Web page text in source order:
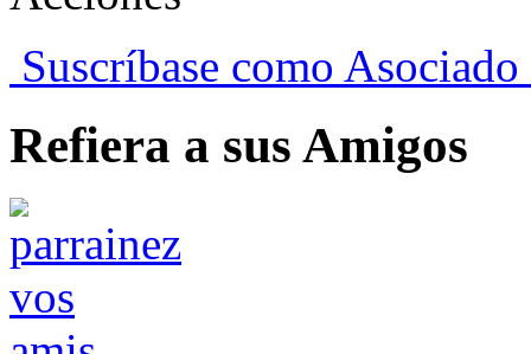
Suscríbase como
Refiera a sus Amigos